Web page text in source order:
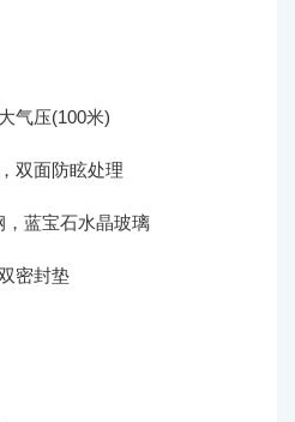
气压(100米)
双面防眩处理
蓝宝石水晶玻璃
密封垫